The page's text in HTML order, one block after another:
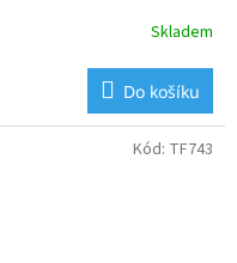
Skladem
Do košíku
Kód: TF743